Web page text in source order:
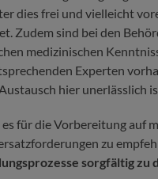
dies frei und vielleicht
Zudem sind bei den
medizinischen
Experten
hier unerlässlich
für die Vorbereitung auf
zu
sorgfältig zu